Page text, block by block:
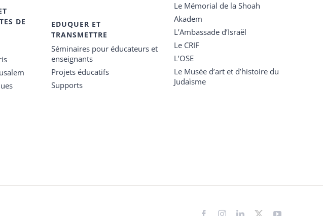
DE
EDUQUER ET
TRANSMETTRE
Séminaires pour éducateurs et
enseignants
Projets éducatifs
Supports
Le Mémorial de la Shoah
Akadem
L’Ambassade d’Israël
Le CRIF
L’OSE
Le Musée d’art et d’histoire du
Judaïsme
FacebookInstagramLinkedIn
X YouTube